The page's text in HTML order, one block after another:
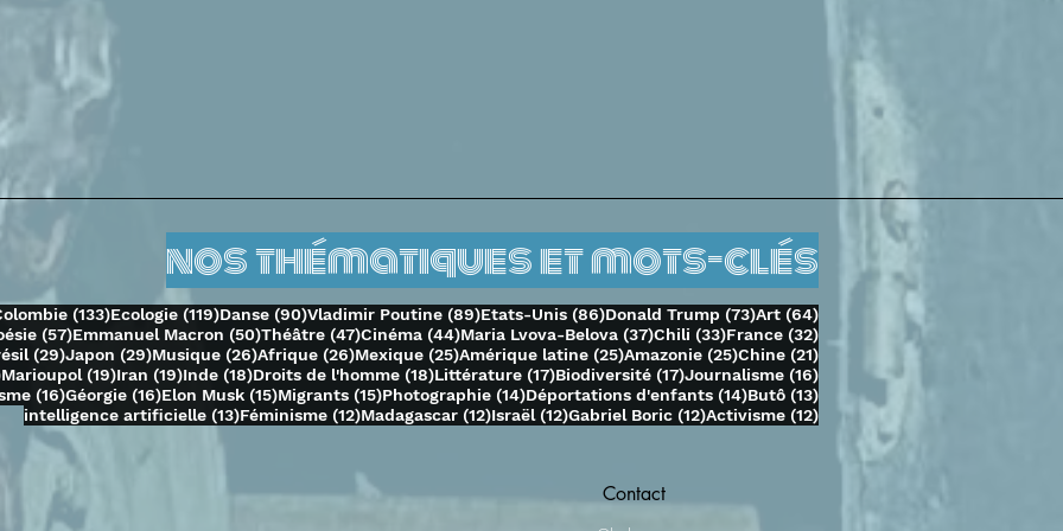
nos thématiques et mots-clés
posts (133)133 posts
Ecologie (119)119 posts
Danse (90)90 posts
Vladimir Poutine (89)89 posts
Etats-Unis (86)86 posts
Donald Trump (73)73 posts
Art (64)64 posts
posts(57)57 posts
Emmanuel Macron (50)50 posts
Théâtre (47)47 posts
Cinéma (44)44 posts
Maria Lvova-Belova (37)37 posts
Chili (33)33 posts
France (32)32 posts
posts(29)29 posts
Japon (29)29 posts
Musique (26)26 posts
Afrique (26)26 posts
Mexique (25)25 posts
Amérique latine (25)25 posts
Amazonie (25)25 posts
Chine (21)21 posts
19 posts
Marioupol (19)19 posts
Iran (19)19 posts
Inde (18)18 posts
Droits de l'homme (18)18 posts
Littérature (17)17 posts
Biodiversité (17)17 posts
Journalisme (16)16 posts
(16)16 posts
Géorgie (16)16 posts
Elon Musk (15)15 posts
Migrants (15)15 posts
Photographie (14)14 posts
Déportations d'enfants (14)14 posts
Butô (13)13 posts
intelligence artificielle (13)13 posts
Féminisme (12)12 posts
Madagascar (12)12 posts
Israël (12)12 posts
Gabriel Boric (12)12 posts
Activisme (12)12 posts
Contact